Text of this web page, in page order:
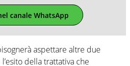
canale WhatsApp
aspettare altre due
della trattativa che